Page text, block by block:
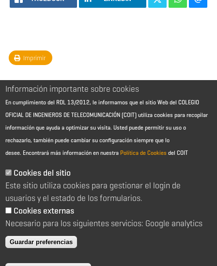
Imprimir
Aviso Legal - Información general
Política de cookies
Política de reembolso
Sitemap
C/ Almagro 2 1º Izqda 28010 Madrid
91 391 10 66
coit@coit.es
Información importante sobre cookies
En cumplimiento del RDL 13/2012, le informamos que el sitio Web del COLEGIO
OFICIAL DE INGENIEROS DE TELECOMUNICACIÓN (COIT) utiliza cookies para recopilar
información que ayuda a optimizar su visita. Usted puede permitir su uso o
rechazarlo, también puede cambiar su configuración siempre que lo
desee. Encontrará más información en nuestra Política de Cookies del COIT
Cookies del sitio
Este sitio utiliza cookies para gestionar el login de
usuarios y el estado de los formularios.
Cookies externas
Necesario para los siguientes servicios: Google analytics
Guardar preferencias